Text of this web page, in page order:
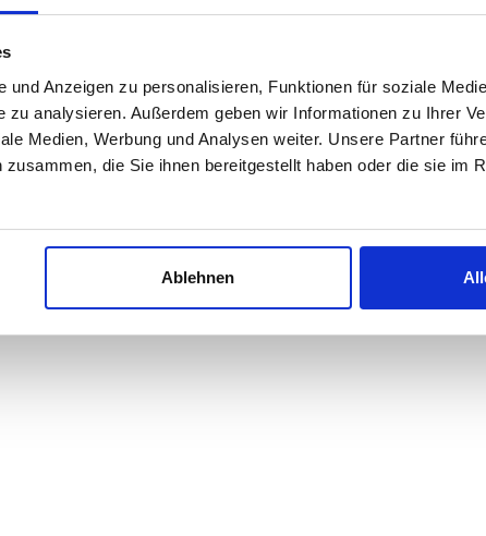
und Anzeigen zu personalisieren, Funktionen für soziale
zu analysieren. Außerdem geben wir Informationen zu Ihrer
Medien, Werbung und Analysen weiter. Unsere Partner
die Sie ihnen bereitgestellt haben oder die sie im
Ablehnen